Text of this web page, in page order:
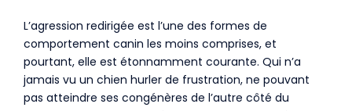
L’agression redirigée est l’une des formes de
comportement canin les moins comprises, et
pourtant, elle est étonnamment courante. Qui n’a
jamais vu un chien hurler de frustration, ne pouvant
pas atteindre ses congénères de l’autre côté du